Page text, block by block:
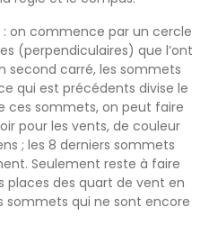
on commence par un cercle
(perpendiculaires) que l’ont
second carré, les sommets
qui est précédents divise le
ces sommets, on peut faire
pour les vents, de couleur
; les 8 derniers sommets
Seulement reste à faire
places des quart de vent en
sommets qui ne sont encore